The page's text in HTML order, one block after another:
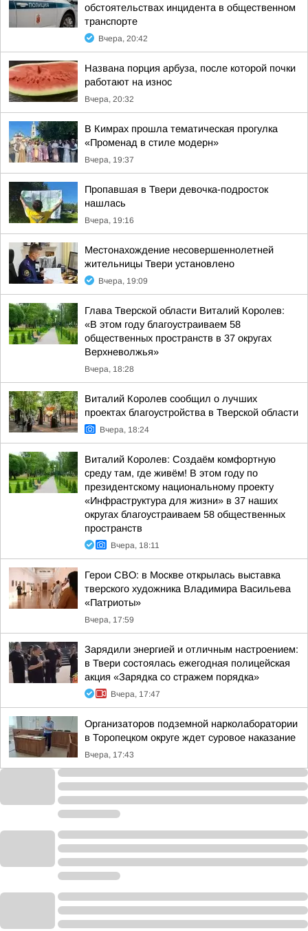
обстоятельствах инцидента в общественном
транспорте
Вчера, 20:42
Названа порция арбуза, после которой почки
работают на износ
Вчера, 20:32
В Кимрах прошла тематическая прогулка
«Променад в стиле модерн»
Вчера, 19:37
Пропавшая в Твери девочка-подросток
нашлась
Вчера, 19:16
Местонахождение несовершеннолетней
жительницы Твери установлено
Вчера, 19:09
Глава Тверской области Виталий Королев:
«В этом году благоустраиваем 58
общественных пространств в 37 округах
Верхневолжья»
Вчера, 18:28
Виталий Королев сообщил о лучших
проектах благоустройства в Тверской области
Вчера, 18:24
Виталий Королев: Создаём комфортную
среду там, где живём! В этом году по
президентскому национальному проекту
«Инфраструктура для жизни» в 37 наших
округах благоустраиваем 58 общественных
пространств
Вчера, 18:11
Герои СВО: в Москве открылась выставка
тверского художника Владимира Васильева
«Патриоты»
Вчера, 17:59
Зарядили энергией и отличным настроением:
в Твери состоялась ежегодная полицейская
акция «Зарядка со стражем порядка»
Вчера, 17:47
Организаторов подземной нарколаборатории
в Торопецком округе ждет суровое наказание
Вчера, 17:43